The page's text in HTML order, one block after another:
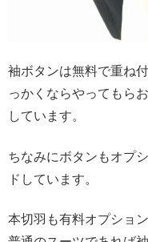
袖ボタンは無料で重ね
っかくならやってもら
しています。
ちなみにボタンもオプ
ドしています。
本切羽も有料オプショ